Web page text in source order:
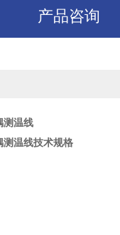
产品咨询
测温线
测温线技术规格